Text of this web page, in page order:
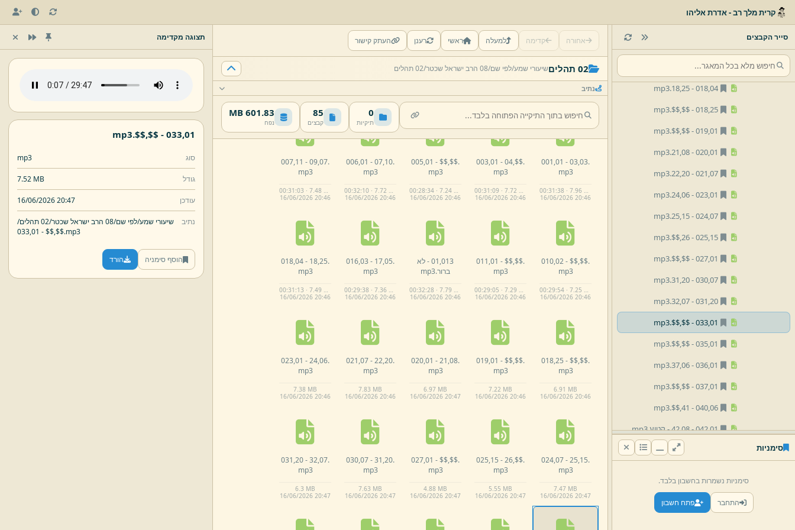
קרית מלך רב - אדרת אליהו
סייר הקבצים
011,01 -
$$,
$$.
mp3
016,03 -
018,04 -
25.
mp3
018,25 -
$$,
$$.
mp3
019,01 -
$$,
$$.
mp3
020,01 -
08.
mp3
021,07 -
20.
mp3
023,01 -
06.
mp3
024,07 -
15.
mp3
025,15 -
$$.
mp3
027,01 -
$$,
$$.
mp3
030,07 -
20.
mp3
031,20 -
07.
mp3
033,01 -
$$,
$$.
mp3
035,01 -
$$,
$$.
mp3
036,01 -
06.
mp3
037,01 -
$$,
$$.
mp3
040,06 -
$$.
mp3
042,01 -
42,
08 - קטוע.mp3
02.
mp3
048,03 -
49,
15.
mp3
050,07 -
50,
15.
mp3
סימניות
סימניות נשמרות בחשבון בלבד.
התחבר פתח חשבון
אחורה קדימה למעלה ראשי רענן העתק קישור
02 תהלים שיעורי שמע/לפי שם/08 הרב ישראל שכטר/ 02 תהלים
נתיב
0
תיקיות
85
קבצים
601.83 MB
נפח
001,01 -03,03.
mp3
00:31:38 · 7.96 MB
16/06/2026 20:46
003,01 -04,$$.
mp3
00:31:09 · 7.72 MB
16/06/2026 20:46
005,01 -$$,$$.
mp3
00:28:34 · 7.24 MB
16/06/2026 20:46
006,01 -07,10.
mp3
00:32:10 · 7.72 MB
16/06/2026 20:46
007,11 -09,07.
mp3
00:31:03 · 7.48 MB
16/06/2026 20:46
010,02 -$$,$$.
mp3
00:29:54 · 7.25 MB
16/06/2026 20:46
011,01 -$$,$$.
mp3
00:29:05 · 7.29 MB
16/06/2026 20:46
013,
01 - לא
ברור.mp3
00:32:28 · 7.79 MB
16/06/2026 20:46
016,03 - 17,05.
mp3
00:29:38 · 7.36 MB
16/06/2026 20:46
018,04 - 18,25.
mp3
00:31:13 · 7.49 MB
16/06/2026 20:46
018,25 -$$,$$.
mp3
6.91 MB
16/06/2026 20:46
019,01 -$$,$$.
mp3
7.22 MB
16/06/2026 20:46
020,01 -21,08.
mp3
6.97 MB
16/06/2026 20:47
021,07 -22,20.
mp3
7.83 MB
16/06/2026 20:46
023,01 -24,06.
mp3
7.38 MB
16/06/2026 20:46
024,07 -25,15.
mp3
7.47 MB
16/06/2026 20:47
025,15 -26,$$.
mp3
5.55 MB
16/06/2026 20:47
027,01 -$$,$$.
mp3
4.88 MB
16/06/2026 20:47
030,07 -31,20.
mp3
7.63 MB
16/06/2026 20:47
031,20 -32,07.
mp3
6.3 MB
16/06/2026 20:47
תצוגה מקדימה
033,01 -
$$,
$$.
mp3
סוג mp3
גודל 7.52 MB
עודכן 16/06/2026 20:47
נתיב שיעורי שמע/לפי שם/08 הרב ישראל שכטר/
02 תהלים/
033,
01 -$$,$$.mp3
הוסף סימניה הורד